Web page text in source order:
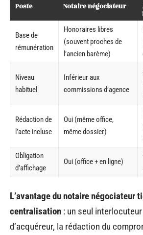
Poste Notaire négociateur
Base de
rémunération
Honoraires libres
(souvent proches de
l’ancien barème)
Niveau
habituel
Inférieur aux
commissions d’agence
Rédaction de
l’acte incluse
Oui (même office,
même dossier)
Obligation
d’affichage
Oui (office + en ligne)
L’avantage du notaire négociateur
centralisation : un seul
d’acquéreur, la rédaction du